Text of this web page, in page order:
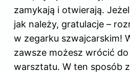
zamykają i otwierają.
jak należy, gratulacje –
w zegarku szwajcarskim!
zawsze możesz wrócić
warsztatu. W ten sposób